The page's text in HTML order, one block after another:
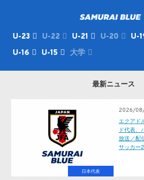
U-23 U-22 U-21 U-20 U-
U-16
U-15 大学
最新ニュース
日本代表
2026/
エクアド
ド代表
放送／配
サッカー